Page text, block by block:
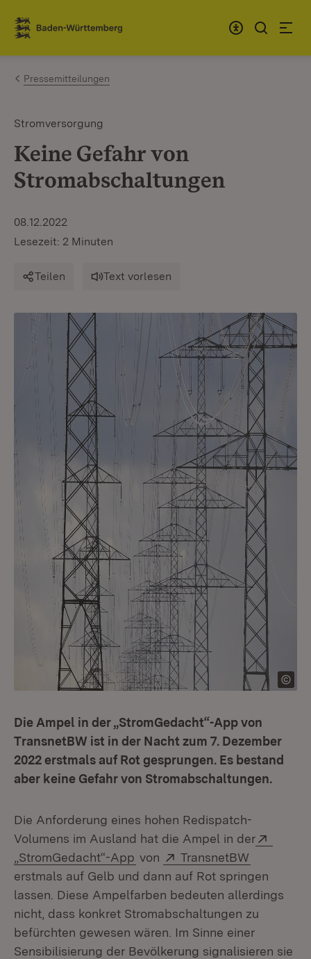
Zum Inhalt springen
Link zur Startseite
Pressemitteilungen
Stromversorgung
Keine Gefahr von
Stromabschaltungen
08.12.2022
Lesezeit: 2 Minuten
Teilen Text vorlesen
Die Ampel in der „StromGedacht“-App von
TransnetBW ist in der Nacht zum 7. Dezember
2022 erstmals auf Rot gesprungen. Es bestand
aber keine Gefahr von Stromabschaltungen.
Die Anforderung eines hohen Redispatch-
Volumens im Ausland hat die Ampel in der
„StromGedacht“-App (Öffnet in neuem Fenster)
von Extern:
TransnetBW
erstmals auf Gelb und dann auf Rot springen
lassen. Diese Ampelfarben bedeuten allerdings
nicht, dass konkret Stromabschaltungen zu
befürchten gewesen wären. Im Sinne einer
Sensibilisierung der Bevölkerung signalisieren sie